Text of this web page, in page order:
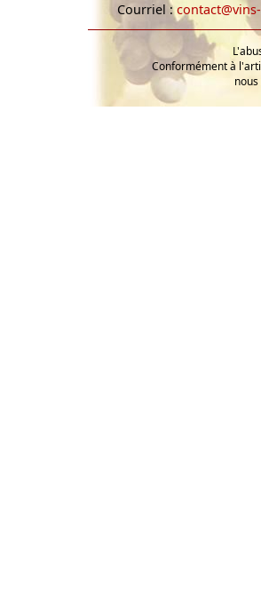
Courriel :
Conformément à